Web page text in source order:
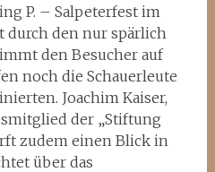
P. – Salpeterfest im
durch den nur spärlich
den Besucher auf
noch die Schauerleute
Joachim Kaiser,
der „Stiftung
zudem einen Blick in
über das